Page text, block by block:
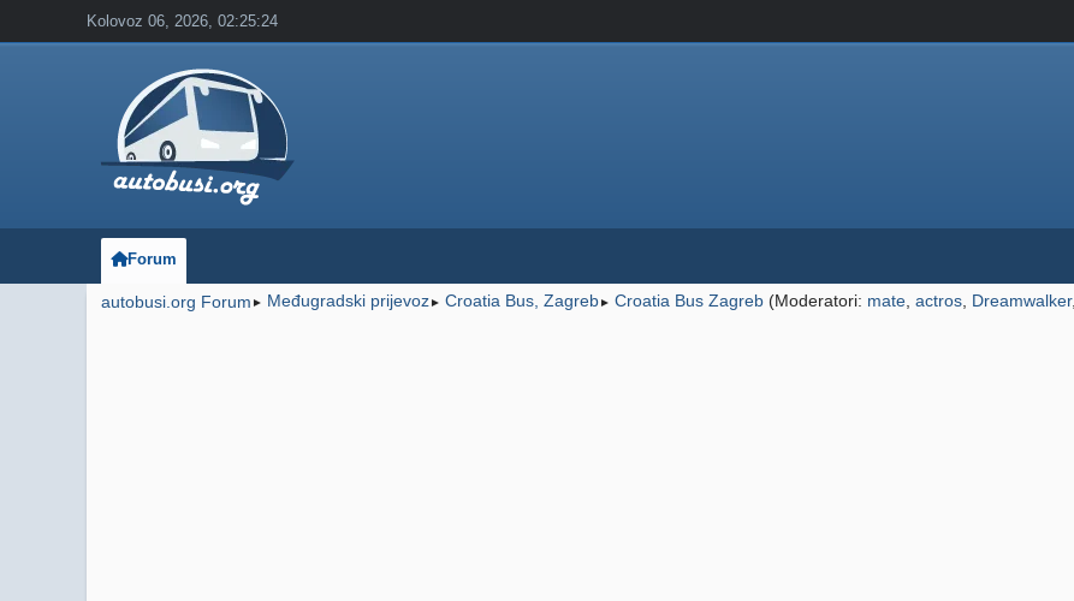
Kolovoz 06, 2026, 02:25:24
Forum
autobusi.org Forum ► Međugradski prijevoz► Croatia Bus, Zagreb► Croatia Bus Zagreb (Moderatori: mate actros Dreamwalker,